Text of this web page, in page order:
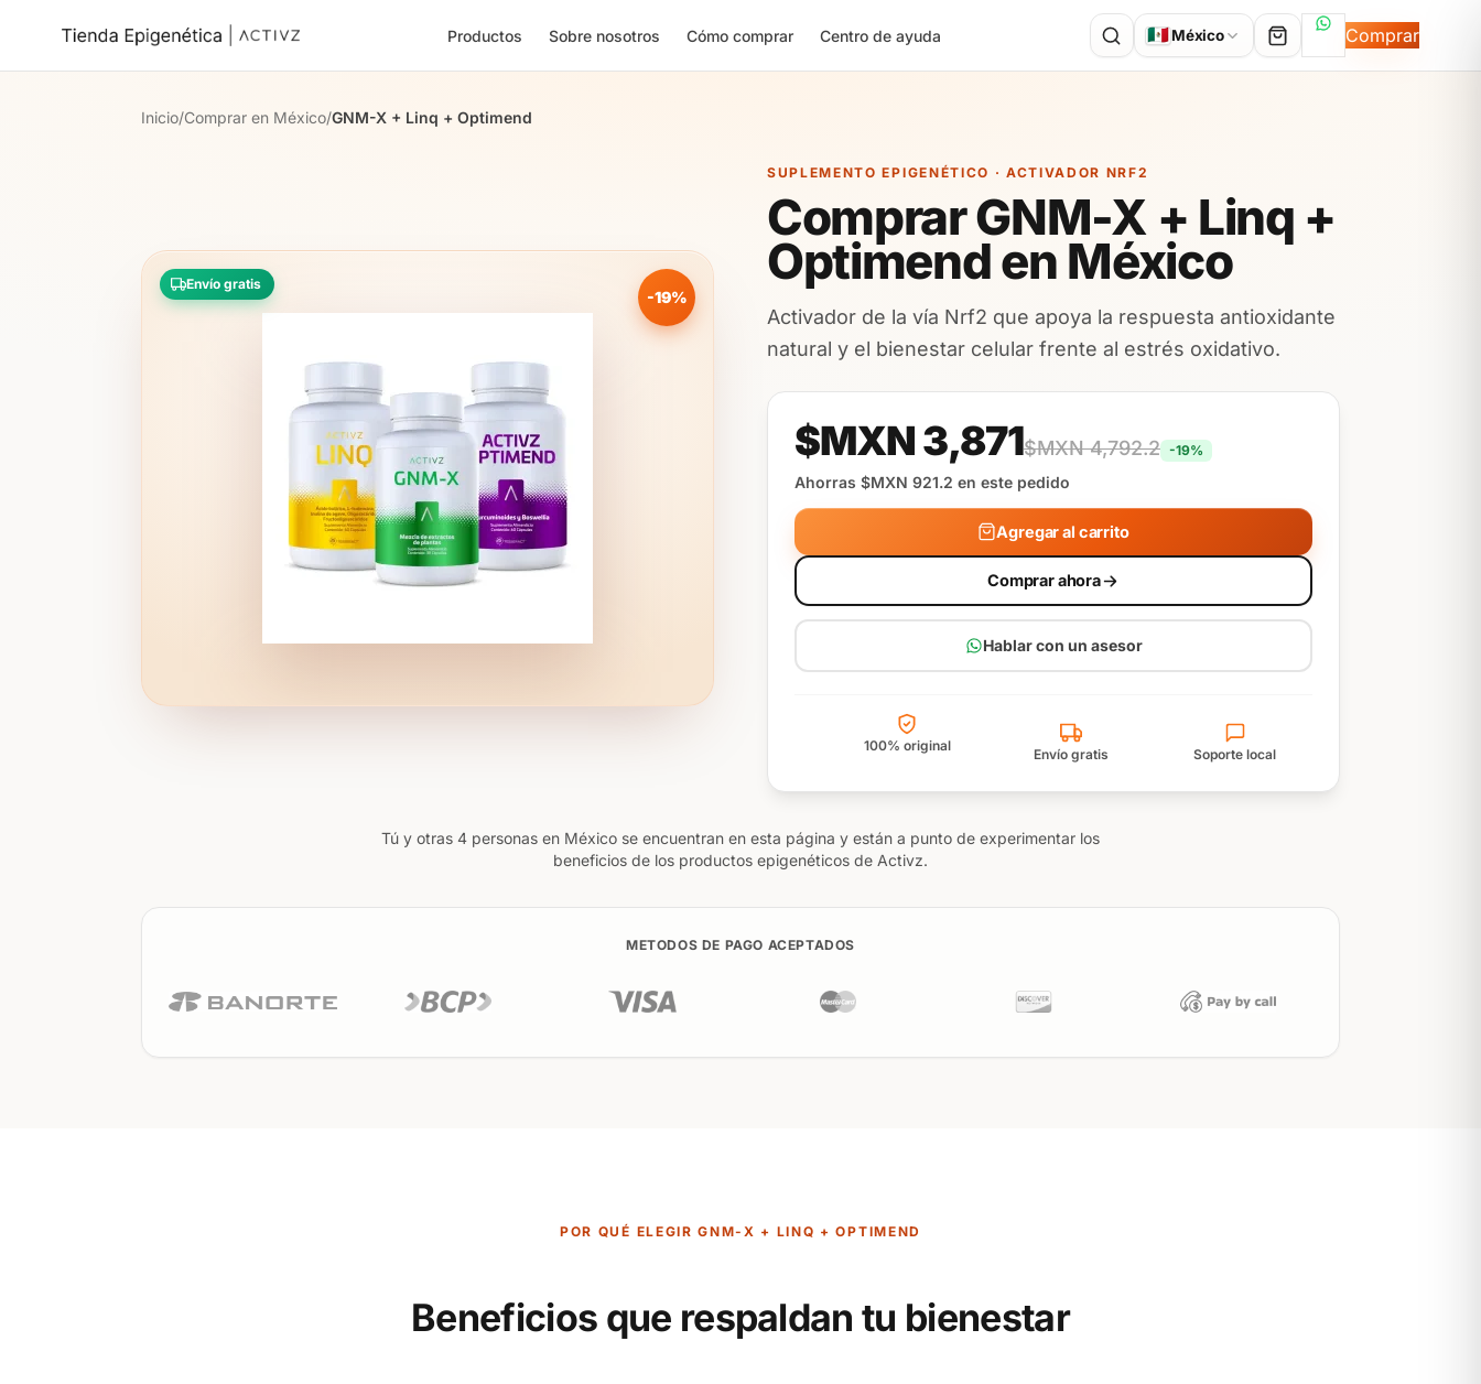
Productos Sobre nosotros Cómo comprar Centro de ayuda 🇲🇽México Hablemos por
Comprar
Inicio/Comprar en México/GNM-X + Linq + Optimend
Envío gratis
-19%
SUPLEMENTO EPIGENÉTICO · ACTIVADOR NRF2
Comprar GNM-X + Linq +
Optimend en México
Activador de la vía Nrf2 que apoya la respuesta antioxidante
natural y el bienestar celular frente al estrés oxidativo.
$MXN 3,871$MXN 4,792.2 -19%
Ahorras $MXN 921.2 en este pedido
Agregar al carrito
Comprar ahora
Hablar con un asesor
100% original
Envío gratis Soporte local
Tú y otras 4 personas en México se encuentran en esta página y están a punto de experimentar los
beneficios de los productos epigenéticos de Activz.
METODOS DE PAGO ACEPTADOS
POR QUÉ ELEGIR GNM-X + LINQ + OPTIMEND
Beneficios que respaldan tu bienestar